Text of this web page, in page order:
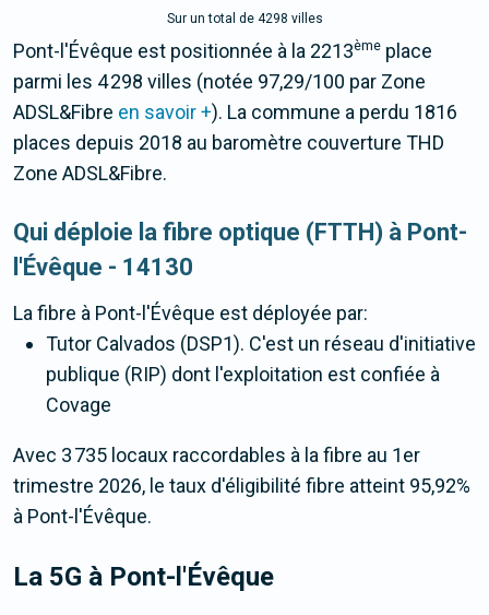
Sur un total de 4298 villes
Pont-l'Évêque est positionnée à la 2213ème place
parmi les 4 298 villes (notée 97,29/100 par Zone
ADSL&Fibre en savoir +). La commune a perdu 1816
places depuis 2018 au baromètre couverture THD
Zone ADSL&Fibre.
Qui déploie la fibre optique (FTTH) à Pont-
l'Évêque - 14130
La fibre à Pont-l'Évêque est déployée par:
Tutor Calvados (DSP1). C'est un réseau d'initiative
publique (RIP) dont l'exploitation est confiée à
Covage
Avec 3 735 locaux raccordables à la fibre au 1er
trimestre 2026, le taux d'éligibilité fibre atteint 95,92%
à Pont-l'Évêque.
La 5G à Pont-l'Évêque